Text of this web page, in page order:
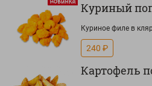
Куриный
Куриное филе в
240 ₽
Картофель